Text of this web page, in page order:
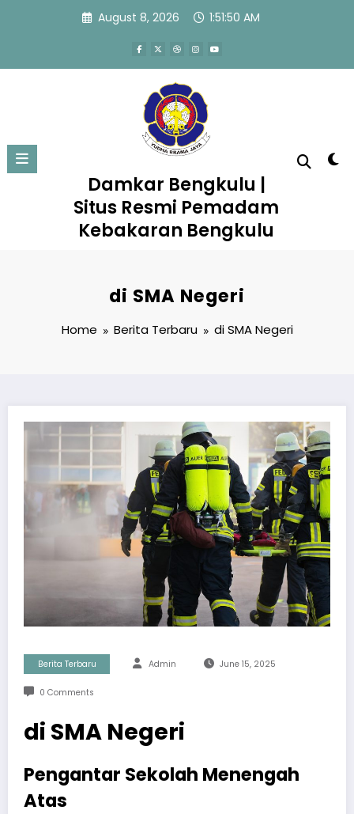
August 8, 2026 1:51:51 AM
Damkar Bengkulu |
Situs Resmi Pemadam
Kebakaran Bengkulu
di SMA Negeri
Home Berita Terbaru di SMA Negeri
Berita Terbaru Admin June 15, 2025
0 Comments
di SMA Negeri
Pengantar Sekolah Menengah
Atas